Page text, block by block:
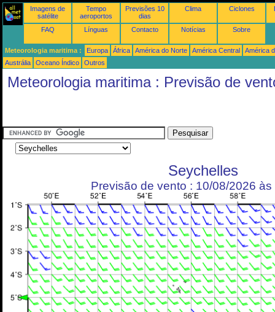
Imagens de
satélite
Tempo
aeroportos
Previsões 10
dias
Clima Ciclones
FAQ Línguas Contacto Notícias Sobre
Meteorologia maritima : Europa África América do Norte América Central
América
Austrália
Oceano Índico Outros
Meteorologia maritima : Previsão de
Seychelles
Previsão de vento : 10/08/2026 às